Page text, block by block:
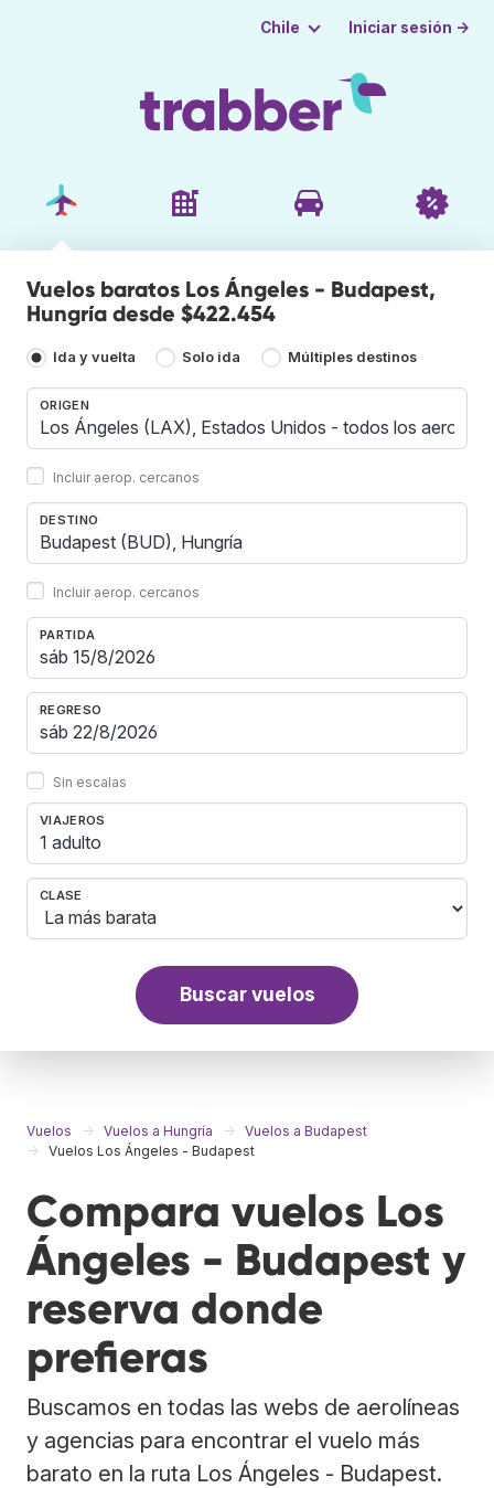
Chile Iniciar sesión →
Vuelos baratos Los Ángeles - Budapest,
Hungría desde $422.454
Ida y vuelta Solo ida Múltiples destinos
ORIGEN
Incluir aerop. cercanos
DESTINO
Incluir aerop. cercanos
PARTIDA
REGRESO
Sin escalas
VIAJEROS
1 adulto
CLASE
Buscar vuelos
Vuelos Vuelos a Hungría
Vuelos a Budapest
Vuelos Los Ángeles - Budapest
Compara vuelos Los
Ángeles - Budapest y
reserva donde
prefieras
Buscamos en todas las webs de aerolíneas
y agencias para encontrar el vuelo más
barato en la ruta Los Ángeles - Budapest.